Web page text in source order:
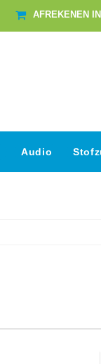
AFREKENEN
Audio